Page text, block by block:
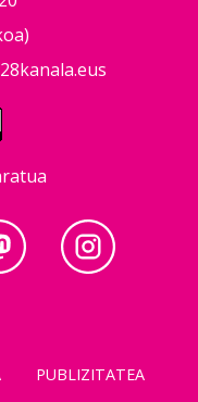
PUBLIZITATEA